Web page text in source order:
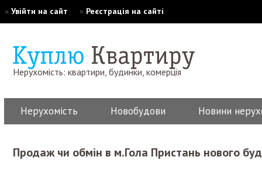
» Увійти на сайт » Реєстрація на сайті
Нерухомість: квартири, будинки, комерція
Нерухомість Новобудови Новини
Продаж чи обмін в м.Гола Пристань нового